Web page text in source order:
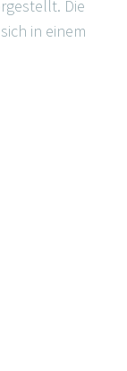
Die
in einem